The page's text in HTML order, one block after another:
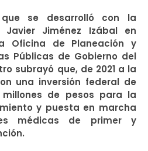
se desarrolló con la
Jiménez Izábal en
Oficina de Planeación y
Públicas de Gobierno del
subrayó que, de 2021 a la
una inversión federal de
millones de pesos para la
y puesta en marcha
médicas de primer y